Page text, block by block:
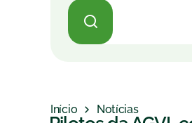
Início Notícias